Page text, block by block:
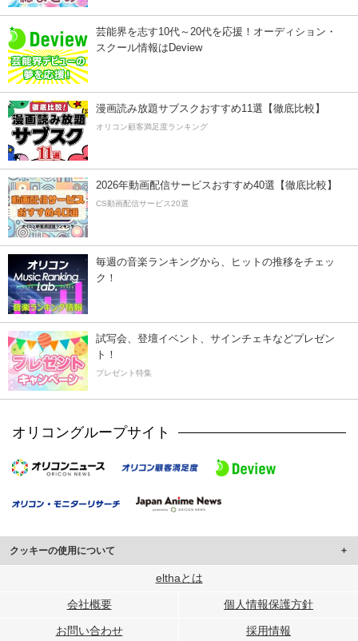
芸能界を志す10代～20代を応援！オーディション・
スクール情報はDeview
漫画読み放題サブスクおすすめ11選【徹底比較】
オリコン顧客満足度ランキング
2026年動画配信サービスおすすめ40選【徹底比較】
CS動画配信サービス20選
毎週の音楽ランキングから、ヒットの推移をチェッ
ク！
試写会、登壇イベント、サインチェキなどプレゼン
ト！
プレゼント特集
オリコングループサイト
クッキーの使用について
このサイトでは Cookie を使用して、ユーザーに合わせたコンテンツや広告の
行っています。
メディアや広告配信、データ解析の各パートナーに提供しています。
elthaとは
会社概要 個人情報保護方針
お問い合わせ 採用情報